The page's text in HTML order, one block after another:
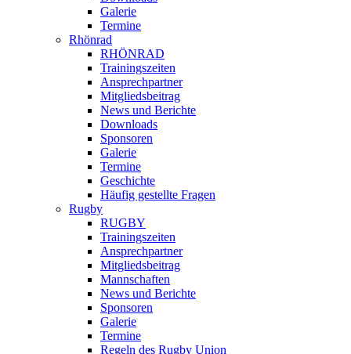
Galerie
Termine
Rhönrad
RHÖNRAD
Trainingszeiten
Ansprechpartner
Mitgliedsbeitrag
News und Berichte
Downloads
Sponsoren
Galerie
Termine
Geschichte
Häufig gestellte Fragen
Rugby
RUGBY
Trainingszeiten
Ansprechpartner
Mitgliedsbeitrag
Mannschaften
News und Berichte
Sponsoren
Galerie
Termine
Regeln des Rugby Union